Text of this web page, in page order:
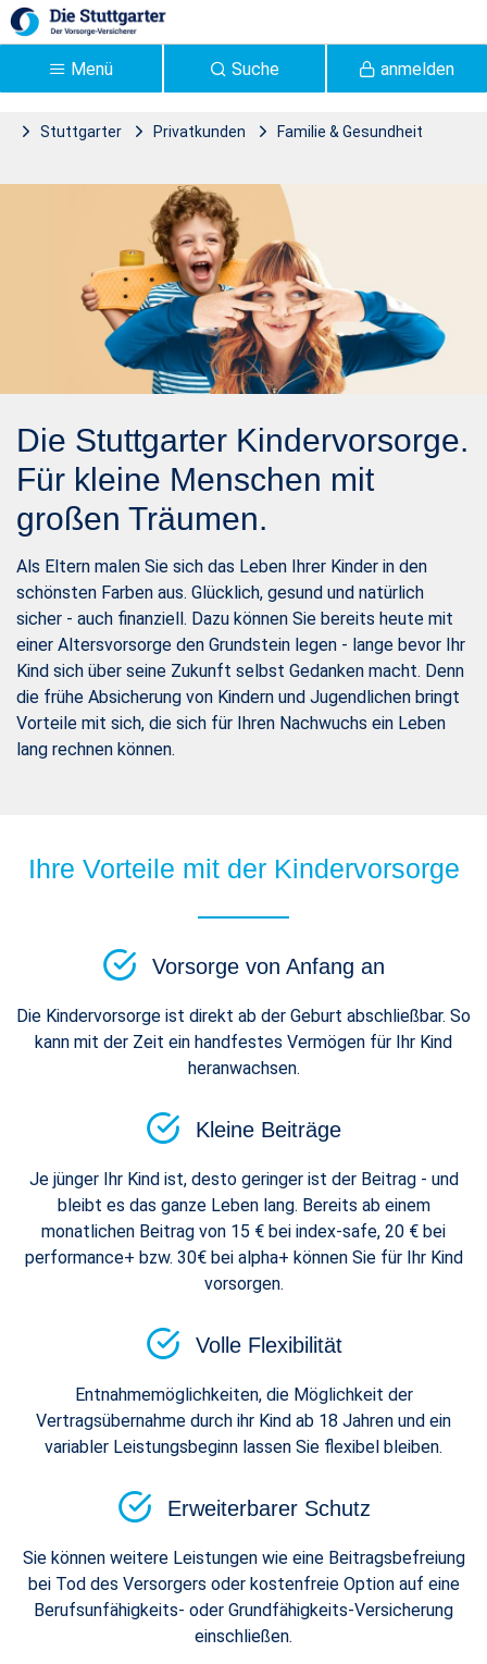
Zum Hauptinhalt springen
anmelden
Suche
Menü
Stuttgarter Privatkunden
Familie & Gesundheit
Kindervorsorge |
Stuttgarter Versicherung -
Stuttgarter
Die Stuttgarter Kindervorsorge.
Für kleine Menschen mit
großen Träumen.
Als Eltern malen Sie sich das Leben Ihrer Kinder in den
schönsten Farben aus. Glücklich, gesund und natürlich
sicher - auch finanziell. Dazu können Sie bereits heute mit
einer Altersvorsorge den Grundstein legen - lange bevor Ihr
Kind sich über seine Zukunft selbst Gedanken macht. Denn
die frühe Absicherung von Kindern und Jugendlichen bringt
Vorteile mit sich, die sich für Ihren Nachwuchs ein Leben
lang rechnen können.
Ihre Vorteile mit der Kindervorsorge
Vorsorge von Anfang an
Die Kindervorsorge ist direkt ab der Geburt abschließbar. So
kann mit der Zeit ein handfestes Vermögen für Ihr Kind
heranwachsen.
Kleine Beiträge
Je jünger Ihr Kind ist, desto geringer ist der Beitrag - und
bleibt es das ganze Leben lang. Bereits ab einem
monatlichen Beitrag von 15 € bei index-safe, 20 € bei
performance+ bzw. 30€ bei alpha+ können Sie für Ihr Kind
vorsorgen.
Volle Flexibilität
Entnahmemöglichkeiten, die Möglichkeit der
Vertragsübernahme durch ihr Kind ab 18 Jahren und ein
variabler Leistungsbeginn lassen Sie flexibel bleiben.
Erweiterbarer Schutz
Sie können weitere Leistungen wie eine Beitragsbefreiung
bei Tod des Versorgers oder kostenfreie Option auf eine
Berufsunfähigkeits- oder Grundfähigkeits-Versicherung
einschließen.